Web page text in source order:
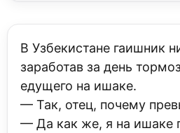
В Узбекистане гаишник
заработав за день
едущего на ишаке.
— Так, отец, почему
— Да как же, я на ишаке